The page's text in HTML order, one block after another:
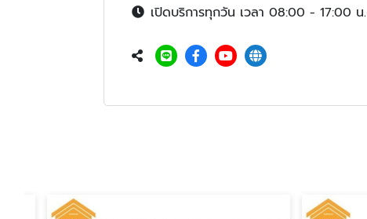
เปิดบริการทุกวัน เวลา 08:00 - 17:00 น.